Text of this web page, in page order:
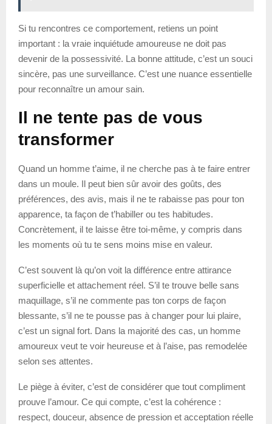
Si tu rencontres ce comportement, retiens un point
important : la vraie inquiétude amoureuse ne doit pas
devenir de la possessivité. La bonne attitude, c’est un souci
sincère, pas une surveillance. C’est une nuance essentielle
pour reconnaître un amour sain.
Il ne tente pas de vous
transformer
Quand un homme t’aime, il ne cherche pas à te faire entrer
dans un moule. Il peut bien sûr avoir des goûts, des
préférences, des avis, mais il ne te rabaisse pas pour ton
apparence, ta façon de t’habiller ou tes habitudes.
Concrètement, il te laisse être toi-même, y compris dans
les moments où tu te sens moins mise en valeur.
C’est souvent là qu’on voit la différence entre attirance
superficielle et attachement réel. S’il te trouve belle sans
maquillage, s’il ne commente pas ton corps de façon
blessante, s’il ne te pousse pas à changer pour lui plaire,
c’est un signal fort. Dans la majorité des cas, un homme
amoureux veut te voir heureuse et à l’aise, pas remodelée
selon ses attentes.
Le piège à éviter, c’est de considérer que tout compliment
prouve l’amour. Ce qui compte, c’est la cohérence :
respect, douceur, absence de pression et acceptation réelle